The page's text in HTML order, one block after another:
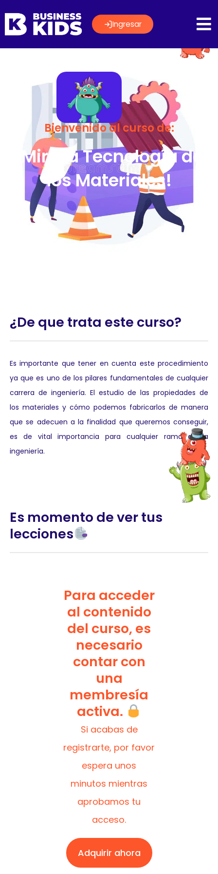
Ingresar
Bienvenido al curso de:
¡Mira la Tecnología de
los Materiales!
¿De que trata este curso?
Es importante que tener en cuenta este procedimiento
ya que es uno de los pilares fundamentales de cualquier
carrera de ingeniería. El estudio de las propiedades de
los materiales y cómo podemos fabricarlos de manera
que se adecuen a la finalidad que queremos conseguir,
es de vital importancia para cualquier rama de la
ingeniería.
Es momento de ver tus
lecciones
Para acceder
al contenido
del curso, es
necesario
contar con
una
membresía
activa.
Si acabas de
registrarte, por favor
espera unos
minutos mientras
aprobamos tu
acceso.
Adquirir ahora